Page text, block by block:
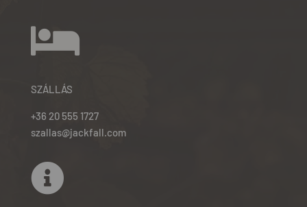

SZÁLLÁS
+36 20 555 1727
szallas@jackfall.com
